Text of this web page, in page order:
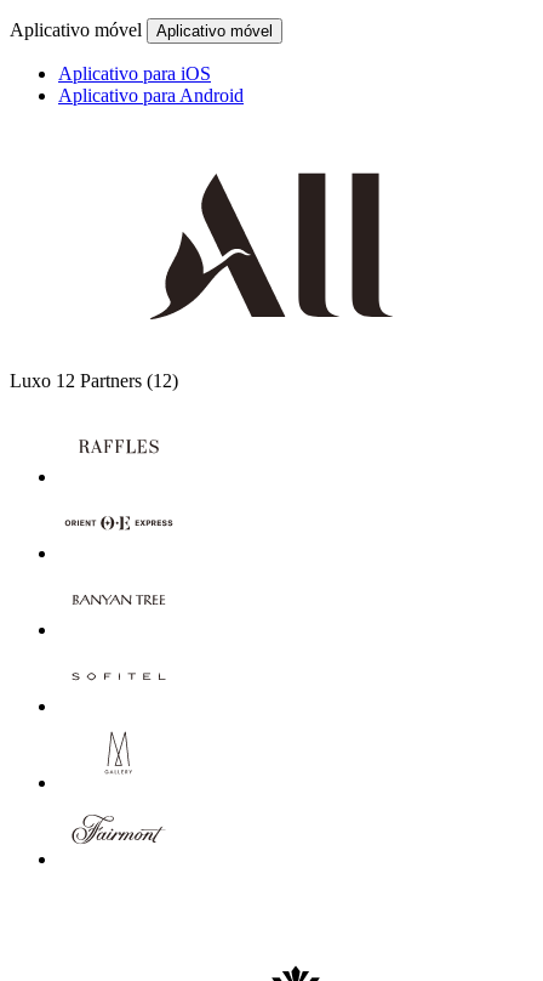
Aplicativo móvel Aplicativo móvel
Aplicativo para iOS
Aplicativo para Android
Luxo 12 Partners (12)